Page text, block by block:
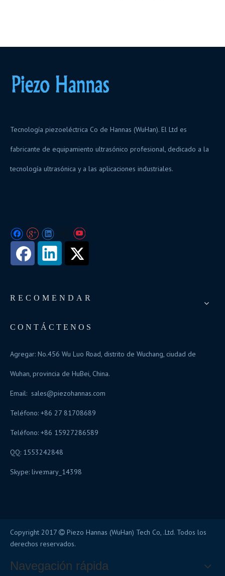
Tecnología piezoeléctrica Co de Hannas (WuHan). El Ltd es
fabricante de equipamiento ultrasónico profesional, dedicado a la
tecnología ultrasónica y a las aplicaciones industriales.
RECOMENDAR
CONTÁCTENOS
Agregar: No.456 Wu Luo Road, distrito de Wuchang, ciudad de
Wuhan, provincia de HuBei, China.
Email: sales@piezohannas.com
Teléfono: +86 27 81708689
Teléfono: +86 15927286589
QQ: 1553242848
Skype: live:mary_14398
Copyright 2017  Piezo Hannas (WuHan) Tech Co, .Ltd. Todos los
derechos reservados.
Navegación rápida